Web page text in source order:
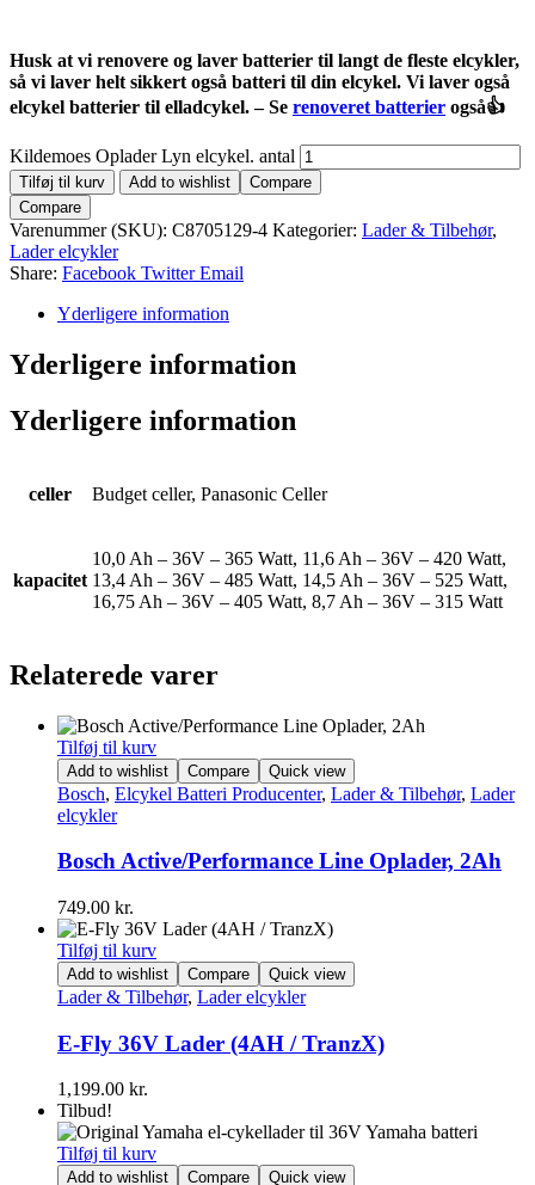
Husk at vi renovere og laver batterier til langt de fleste elcykler,
så vi laver helt sikkert også batteri til din elcykel. Vi laver også
elcykel batterier til elladcykel. – Se renoveret batterier også👍
Kildemoes Oplader Lyn elcykel. antal
Tilføj til kurv Add to wishlist
Compare
Compare
Varenummer (SKU): C8705129-4 Kategorier: Lader & Tilbehør,
Lader elcykler
Share: Facebook Twitter Email
Yderligere information
Yderligere information
Yderligere information
celler Budget celler, Panasonic Celler
kapacitet
10,0 Ah – 36V – 365 Watt, 11,6 Ah – 36V – 420 Watt,
13,4 Ah – 36V – 485 Watt, 14,5 Ah – 36V – 525 Watt,
16,75 Ah – 36V – 405 Watt, 8,7 Ah – 36V – 315 Watt
Relaterede varer
Tilføj til kurv
Add to wishlist Compare Quick view
Bosch, Elcykel Batteri Producenter, Lader & Tilbehør, Lader
elcykler
Bosch Active/Performance Line Oplader, 2Ah
749.00 kr.
Tilføj til kurv
Add to wishlist Compare Quick view
Lader & Tilbehør, Lader elcykler
E-Fly 36V Lader (4AH / TranzX)
1,199.00 kr.
Tilbud!
Tilføj til kurv
Add to wishlist Compare Quick view